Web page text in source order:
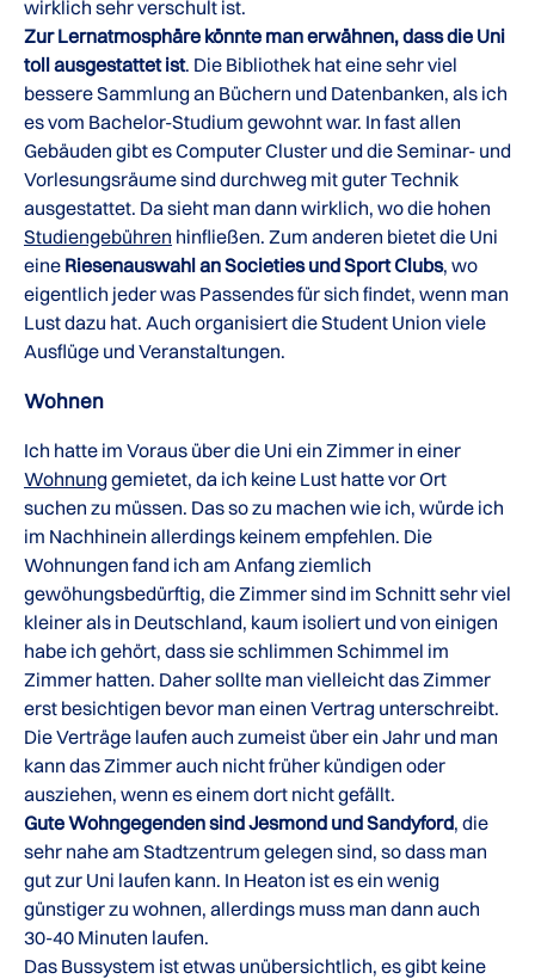
wirklich sehr verschult ist.
Zur Lernatmosphäre könnte man erwähnen, dass die Uni
toll ausgestattet ist. Die Bibliothek hat eine sehr viel
bessere Sammlung an Büchern und Datenbanken, als ich
es vom Bachelor-Studium gewohnt war. In fast allen
Gebäuden gibt es Computer Cluster und die Seminar- und
Vorlesungsräume sind durchweg mit guter Technik
ausgestattet. Da sieht man dann wirklich, wo die hohen
Studiengebühren hinfließen. Zum anderen bietet die Uni
eine Riesenauswahl an Societies und Sport Clubs, wo
eigentlich jeder was Passendes für sich findet, wenn man
Lust dazu hat. Auch organisiert die Student Union viele
Ausflüge und Veranstaltungen.
Wohnen
Ich hatte im Voraus über die Uni ein Zimmer in einer
Wohnung gemietet, da ich keine Lust hatte vor Ort
suchen zu müssen. Das so zu machen wie ich, würde ich
im Nachhinein allerdings keinem empfehlen. Die
Wohnungen fand ich am Anfang ziemlich
gewöhungsbedürftig, die Zimmer sind im Schnitt sehr viel
kleiner als in Deutschland, kaum isoliert und von einigen
habe ich gehört, dass sie schlimmen Schimmel im
Zimmer hatten. Daher sollte man vielleicht das Zimmer
erst besichtigen bevor man einen Vertrag unterschreibt.
Die Verträge laufen auch zumeist über ein Jahr und man
kann das Zimmer auch nicht früher kündigen oder
ausziehen, wenn es einem dort nicht gefällt.
Gute Wohngegenden sind Jesmond und Sandyford, die
sehr nahe am Stadtzentrum gelegen sind, so dass man
gut zur Uni laufen kann. In Heaton ist es ein wenig
günstiger zu wohnen, allerdings muss man dann auch
30-40 Minuten laufen.
Das Bussystem ist etwas unübersichtlich, es gibt keine